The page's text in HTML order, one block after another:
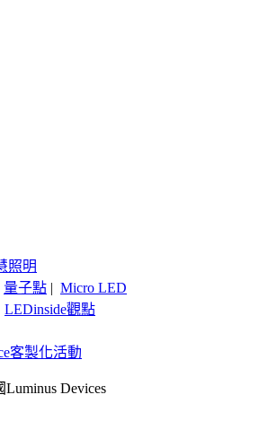
照明
量子點 | Micro LED
LEDinside觀點
客製化活動
Devices